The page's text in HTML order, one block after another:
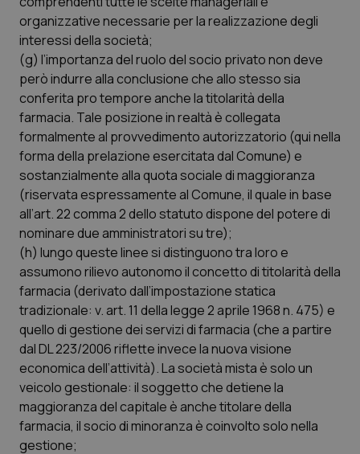
organizzative necessarie per la realizzazione degli
interessi della società;
(g) l’importanza del ruolo del socio privato non deve
però indurre alla conclusione che allo stesso sia
conferita pro tempore anche la titolarità della
farmacia. Tale posizione in realtà è collegata
formalmente al provvedimento autorizzatorio (qui nella
forma della prelazione esercitata dal Comune) e
sostanzialmente alla quota sociale di maggioranza
(riservata espressamente al Comune, il quale in base
all’art. 22 comma 2 dello statuto dispone del potere di
nominare due amministratori su tre);
(h) lungo queste linee si distinguono tra loro e
assumono rilievo autonomo il concetto di titolarità della
farmacia (derivato dall’impostazione statica
tradizionale: v. art. 11 della legge 2 aprile 1968 n. 475) e
quello di gestione dei servizi di farmacia (che a partire
dal DL 223/2006 riflette invece la nuova visione
economica dell’attività). La società mista è solo un
veicolo gestionale: il soggetto che detiene la
maggioranza del capitale è anche titolare della
farmacia, il socio di minoranza è coinvolto solo nella
gestione;
tracking-sites-ironfish-
session-id
_ga
Google LLC
.quotidianosanita.it
mese